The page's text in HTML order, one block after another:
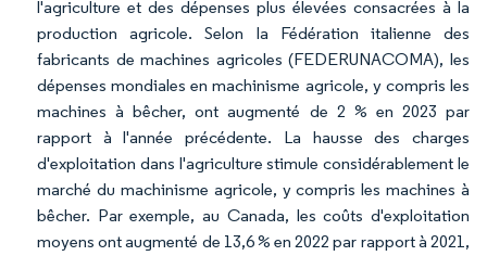
l'agriculture et des dépenses plus élevées consacrées à la
production agricole. Selon la Fédération italienne des
fabricants de machines agricoles (FEDERUNACOMA), les
dépenses mondiales en machinisme agricole, y compris les
machines à bêcher, ont augmenté de 2 % en 2023 par
rapport à l'année précédente. La hausse des charges
d'exploitation dans l'agriculture stimule considérablement le
marché du machinisme agricole, y compris les machines à
bêcher. Par exemple, au Canada, les coûts d'exploitation
moyens ont augmenté de 13,6 % en 2022 par rapport à 2021,